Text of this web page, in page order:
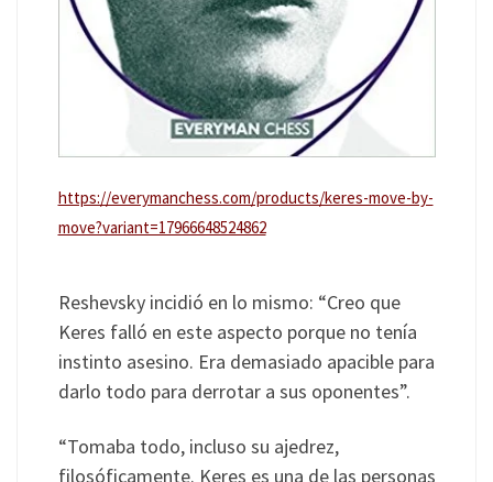
https://everymanchess.com/products/keres-move-by-
move?variant=17966648524862
Reshevsky incidió en lo mismo: “Creo que
Keres falló en este aspecto porque no tenía
instinto asesino. Era demasiado apacible para
darlo todo para derrotar a sus oponentes”.
“Tomaba todo, incluso su ajedrez,
filosóficamente. Keres es una de las personas